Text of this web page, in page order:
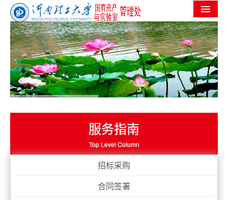
首页
机构设置
党群工作
信息公开
服务指南
Top Level Column
招标采购
合同签署